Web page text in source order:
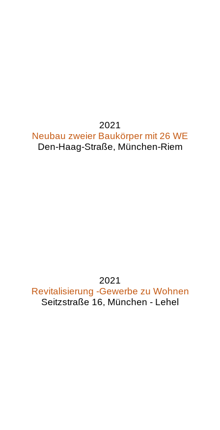
2021
Neubau zweier Baukörper mit 26 WE
Den-Haag-Straße, München-Riem
2021
Revitalisierung -Gewerbe zu Wohnen
Seitzstraße 16, München - Lehel